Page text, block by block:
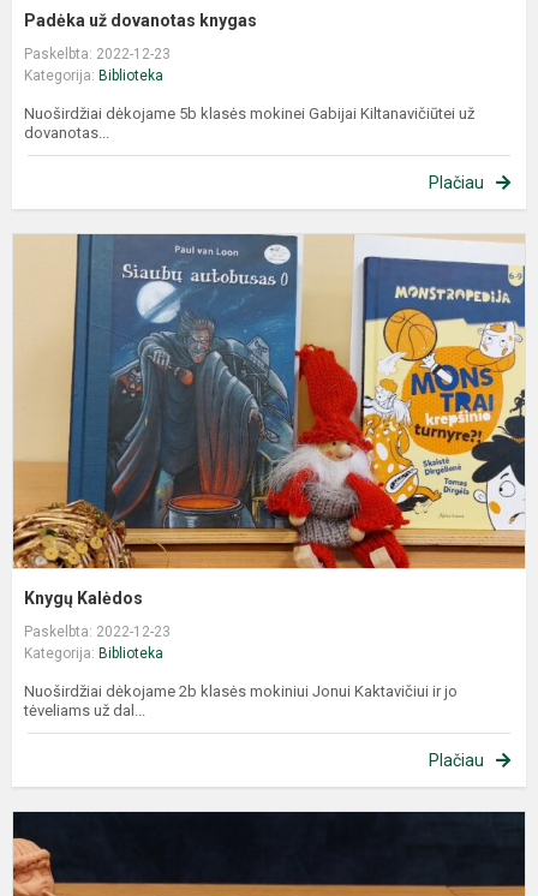
Padėka už dovanotas knygas
Paskelbta: 2022-12-23
Kategorija: Biblioteka
Nuoširdžiai dėkojame 5b klasės mokinei Gabijai Kiltanavičiūtei už
dovanotas...
Plačiau
Knygų Kalėdos
Paskelbta: 2022-12-23
Kategorija: Biblioteka
Nuoširdžiai dėkojame 2b klasės mokiniui Jonui Kaktavičiui ir jo
tėveliams už dal...
Plačiau